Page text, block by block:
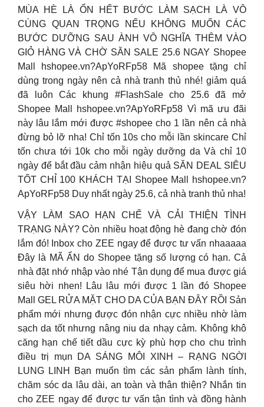
MÙA HÈ LÀ ỔN HẾT BƯỚC LÀM SẠCH LÀ VÔ
CÙNG QUAN TRỌNG NẾU KHÔNG MUỐN CÁC
BƯỚC DƯỠNG SAU ÀNH VÔ NGHĨA THÊM VÀO
GIỎ HÀNG VÀ CHỜ SĂN SALE 25.6 NGAY Shopee
Mall hshopee.vn?ApYoRFp58 Mã shopee tặng chỉ
dùng trong ngày nên cả nhà tranh thủ nhé! giảm quá
đã luôn Các khung #FlashSale cho 25.6 đã mở
Shopee Mall hshopee.vn?ApYoRFp58 Vì mã ưu đãi
này lâu lắm mới được #shopee cho 1 lần nên cả nhà
đừng bỏ lỡ nha! Chỉ tốn 10s cho mỗi lần skincare Chỉ
tốn chưa tới 10k cho mỗi ngày dưỡng da Và chỉ 10
ngày để bắt đầu cảm nhận hiệu quả SĂN DEAL SIÊU
TỐT CHỈ 100 KHÁCH TẠI Shopee Mall hshopee.vn?
ApYoRFp58 Duy nhất ngày 25.6, cả nhà tranh thủ nha!
VẬY LÀM SAO HẠN CHẾ VÀ CẢI THIỆN TÌNH
TRẠNG NÀY? Còn nhiều hoạt động hè đang chờ đón
lắm đó! Inbox cho ZEE ngay để được tư vấn nhaaaaa
Đây là MÃ ẨN do Shopee tặng số lượng có hạn. Cả
nhà đặt nhớ nhập vào nhé Tận dụng để mua được giá
siêu hời nhen! Lâu lâu mới được 1 lần đó Shopee
Mall GEL RỬA MẶT CHO DA CỦA BẠN ĐÂY RỒI Sản
phẩm mới nhưng được đón nhận cực nhiều nhờ làm
sạch da tốt nhưng nâng niu da nhạy cảm. Không khô
căng hạn chế tiết dầu cực kỳ phù hợp cho chu trình
điều trị mụn DA SÁNG MÔI XINH – RẠNG NGỜI
LUNG LINH Bạn muốn tìm các sản phẩm lành tính,
chăm sóc da lâu dài, an toàn và thân thiện? Nhắn tin
cho ZEE ngay để được tư vấn tận tình và đồng hành